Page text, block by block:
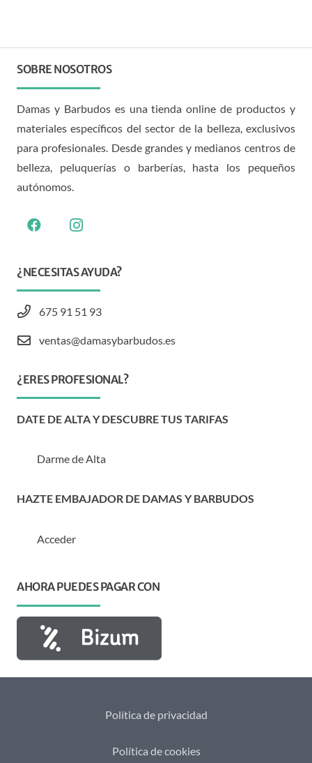
SOBRE NOSOTROS
Damas y Barbudos es una tienda online de productos y
materiales específicos del sector de la belleza, exclusivos
para profesionales. Desde grandes y medianos centros de
belleza, peluquerías o barberías, hasta los pequeños
autónomos.
¿NECESITAS AYUDA?
675 91 51 93
ventas@damasybarbudos.es
¿ERES PROFESIONAL?
DATE DE ALTA Y DESCUBRE TUS TARIFAS
Darme de Alta
HAZTE EMBAJADOR DE DAMAS Y BARBUDOS
Acceder
AHORA PUEDES PAGAR CON
Política de privacidad
Política de cookies